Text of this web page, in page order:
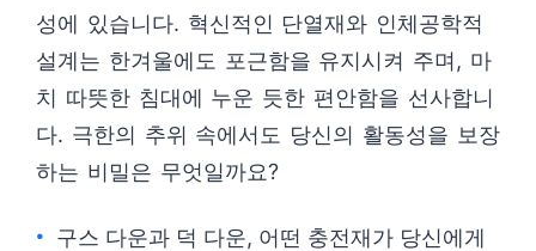
성에 있습니다. 혁신적인 단열재와 인체공학적
설계는 한겨울에도 포근함을 유지시켜 주며, 마
치 따뜻한 침대에 누운 듯한 편안함을 선사합니
다. 극한의 추위 속에서도 당신의 활동성을 보장
하는 비밀은 무엇일까요?
구스 다운과 덕 다운, 어떤 충전재가 당신에게